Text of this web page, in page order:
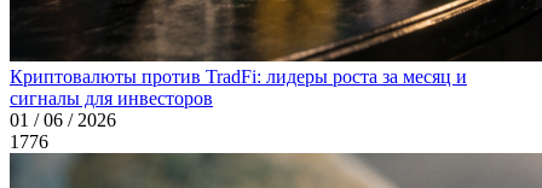
Криптовалюты против TradFi: лидеры роста за месяц и
сигналы для инвесторов
01 / 06 / 2026
1776